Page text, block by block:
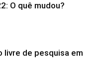
O quê mudou?
livre de pesquisa em